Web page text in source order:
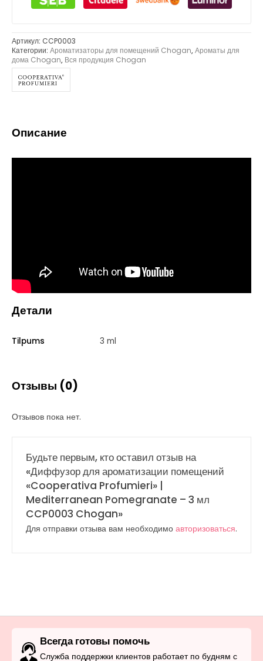
Артикул: CCP0003
Категории: Ароматизаторы для помещений Chogan,Ароматы для
дома Chogan, Вся продукция Chogan
Описание
Детали
Tilpums 3 ml
Отзывы (0)
Отзывов пока нет.
Будьте первым, кто оставил отзыв на
«Диффузор для ароматизации помещений
«Cooperativa Profumieri» |
Mediterranean Pomegranate – 3 мл
CCP0003 Chogan»
Для отправки отзыва вам необходимо авторизоваться.
Всегда готовы помочь
Служба поддержки клиентов работает по будням с